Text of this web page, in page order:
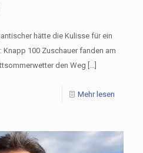
hätte die Kulisse für ein
100 Zuschauer fanden am
den Weg
Mehr lesen